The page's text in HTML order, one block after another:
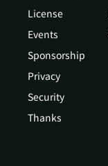
License
Events
Sponsorship
Privacy
Security
Thanks